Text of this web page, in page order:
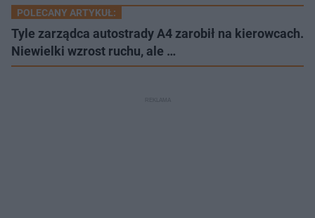
POLECANY ARTYKUŁ:
Tyle zarządca autostrady A4 zarobił na kierowcach.
Niewielki wzrost ruchu, ale …